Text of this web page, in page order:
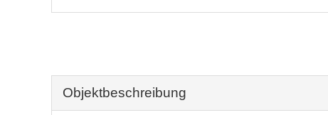
Objekt­beschreibung